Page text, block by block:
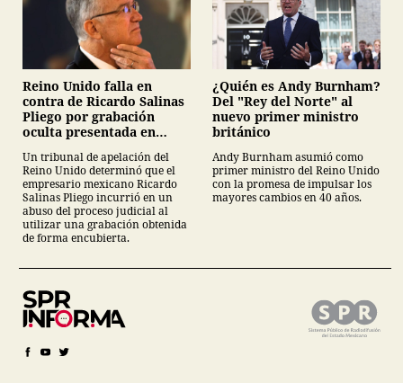
Reino Unido falla en
contra de Ricardo Salinas
Pliego por grabación
oculta presentada en
Un tribunal de apelación del
Reino Unido determinó que el
empresario mexicano Ricardo
Salinas Pliego incurrió en un
abuso del proceso judicial al
utilizar una grabación obtenida
de forma encubierta.
¿Quién es Andy Burnham?
Del "Rey del Norte" al
nuevo primer ministro
británico
Andy Burnham asumió como
primer ministro del Reino Unido
con la promesa de impulsar los
mayores cambios en 40 años.